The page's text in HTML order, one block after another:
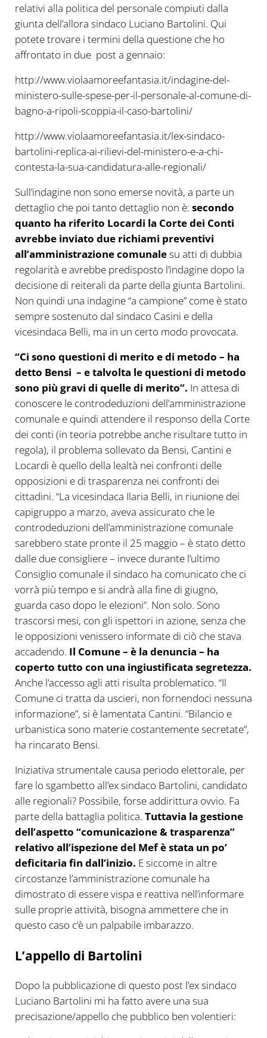
relativi alla politica del personale compiuti dalla
giunta dell’allora sindaco Luciano Bartolini. Qui
potete trovare i termini della questione che ho
affrontato in due post a gennaio:
http://www.violaamoreefantasia.it/indagine-del-
ministero-sulle-spese-per-il-personale-al-comune-di-
bagno-a-ripoli-scoppia-il-caso-bartolini/
http://www.violaamoreefantasia.it/lex-sindaco-
bartolini-replica-ai-rilievi-del-ministero-e-a-chi-
contesta-la-sua-candidatura-alle-regionali/
Sull’indagine non sono emerse novità, a parte un
dettaglio che poi tanto dettaglio non è: secondo
quanto ha riferito Locardi la Corte dei Conti
avrebbe inviato due richiami preventivi
all’amministrazione comunalesu atti di dubbia
regolarità e avrebbe predisposto l’indagine dopo la
decisione di reiterali da parte della giunta Bartolini.
Non quindi una indagine “a campione” come è stato
sempre sostenuto dal sindaco Casini e della
vicesindaca Belli, ma in un certo modo provocata.
“Ci sono questioni di merito e di metodo – ha
detto Bensi – e talvolta le questioni di metodo
sono più gravi di quelle di merito”. In attesa di
conoscere le controdeduzioni dell’amministrazione
comunale e quindi attendere il responso della Corte
dei conti (in teoria potrebbe anche risultare tutto in
regola), il problema sollevato da Bensi, Cantini e
Locardi è quello della lealtà nei confronti delle
opposizioni e di trasparenza nei confronti dei
cittadini. “La vicesindaca Ilaria Belli, in riunione dei
capigruppo a marzo, aveva assicurato che le
controdeduzioni dell’amministrazione comunale
sarebbero state pronte il 25 maggio – è stato detto
dalle due consigliere – invece durante l’ultimo
Consiglio comunale il sindaco ha comunicato che ci
vorrà più tempo e si andrà alla fine di giugno,
guarda caso dopo le elezioni”. Non solo. Sono
trascorsi mesi, con gli ispettori in azione, senza che
le opposizioni venissero informate di ciò che stava
accadendo. Il Comune – è la denuncia – ha
coperto tutto con una ingiustificata segretezza.
Anche l’accesso agli atti risulta problematico. “Il
Comune ci tratta da uscieri, non fornendoci nessuna
informazione”, si è lamentata Cantini. “Bilancio e
urbanistica sono materie costantemente secretate”,
ha rincarato Bensi.
Iniziativa strumentale causa periodo elettorale, per
fare lo sgambetto all’ex sindaco Bartolini, candidato
alle regionali? Possibile, forse addirittura ovvio. Fa
parte della battaglia politica. Tuttavia la gestione
dell’aspetto “comunicazione & trasparenza”
relativo all’ispezione del Mef è stata un po’
deficitaria fin dall’inizio. E siccome in altre
circostanze l’amministrazione comunale ha
dimostrato di essere vispa e reattiva nell’informare
sulle proprie attività, bisogna ammettere che in
questo caso c’è un palpabile imbarazzo.
L’appello di Bartolini
Dopo la pubblicazione di questo post l’ex sindaco
Luciano Bartolini mi ha fatto avere una sua
precisazione/appello che pubblico ben volentieri: